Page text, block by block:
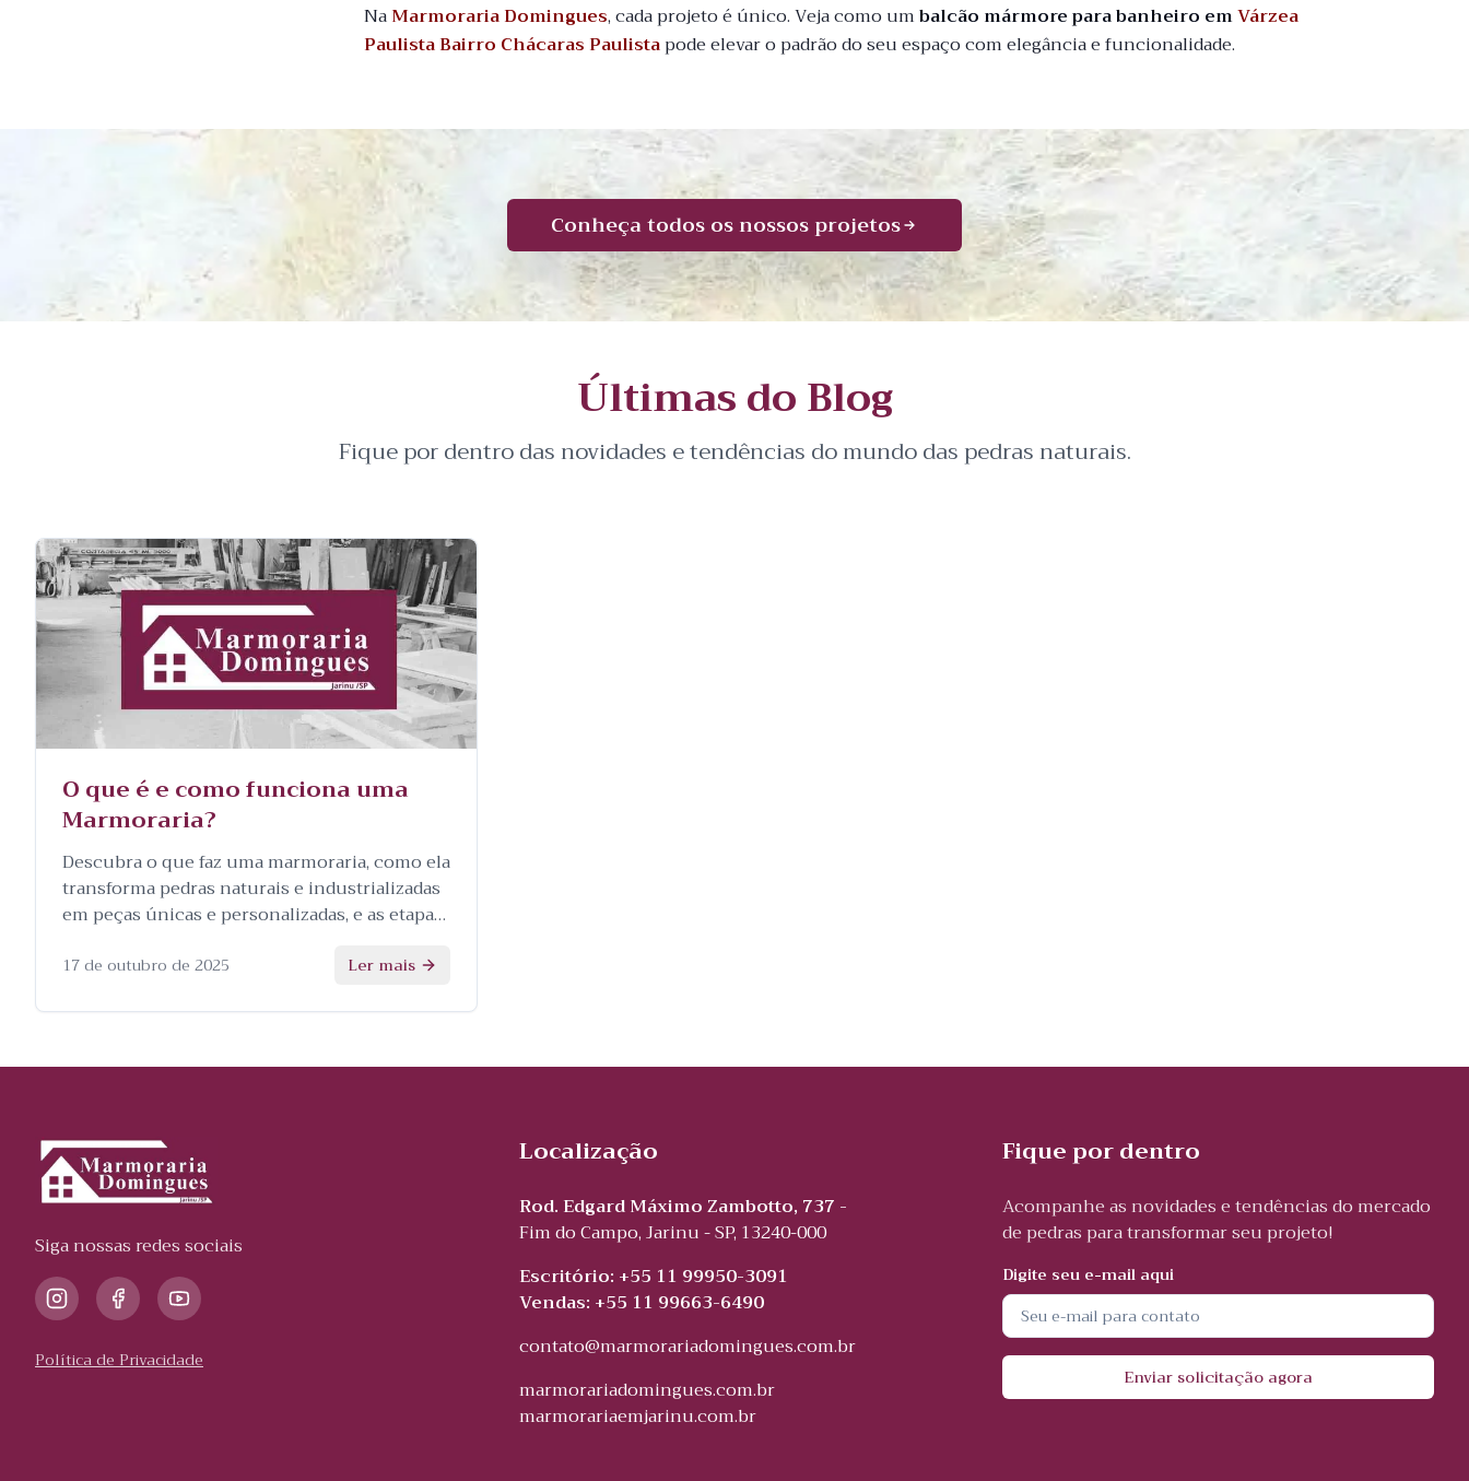
NaMarmoraria Domingues, cada projeto é único. Veja como umbalcão mármore para banheiro emVárzea
Paulista Bairro Chácaras Paulistapode elevar o padrão do seu espaço com elegância e funcionalidade.
Conheça todos os nossos projetos
Últimas do Blog
Fique por dentro das novidades e tendências do mundo das pedras naturais.
O que é e como funciona uma
Marmoraria?
Descubra o que faz uma marmoraria, como ela
transforma pedras naturais e industrializadas
em peças únicas e personalizadas, e as etapas
17 de outubro de 2025 Ler mais
Siga nossas redes sociais
Política de Privacidade
Localização
Rod. Edgard Máximo Zambotto, 737 -
Fim do Campo, Jarinu - SP, 13240-000
Escritório: +55 11 99950-3091
Vendas: +55 11 99663-6490
contato@marmorariadomingues.com.br
marmorariadomingues.com.br
marmorariaemjarinu.com.br
Fique por dentro
Acompanhe as novidades e tendências do mercado
de pedras para transformar seu projeto!
Digite seu e-mail aqui
Enviar solicitação agora